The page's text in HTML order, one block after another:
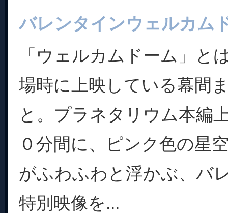
バレンタインウェルカム
「ウェルカムドーム」と
場時に上映している幕間
と。プラネタリウム本編
０分間に、ピンク色の星
がふわふわと浮かぶ、バ
特別映像を...